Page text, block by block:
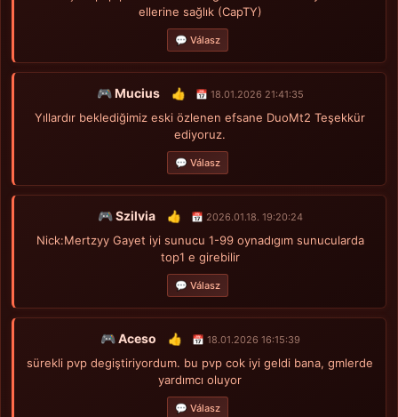
ellerine sağlık (CapTY)
💬 Válasz
🎮 Mucius 👍 📅 18.01.2026 21:41:35
Yıllardır beklediğimiz eski özlenen efsane DuoMt2 Teşekkür
ediyoruz.
💬 Válasz
🎮 Szilvia 👍 📅 2026.01.18. 19:20:24
Nick:Mertzyy Gayet iyi sunucu 1-99 oynadıgım sunucularda
top1 e girebilir
💬 Válasz
🎮 Aceso 👍 📅 18.01.2026 16:15:39
sürekli pvp degiştiriyordum. bu pvp cok iyi geldi bana, gmlerde
yardımcı oluyor
💬 Válasz